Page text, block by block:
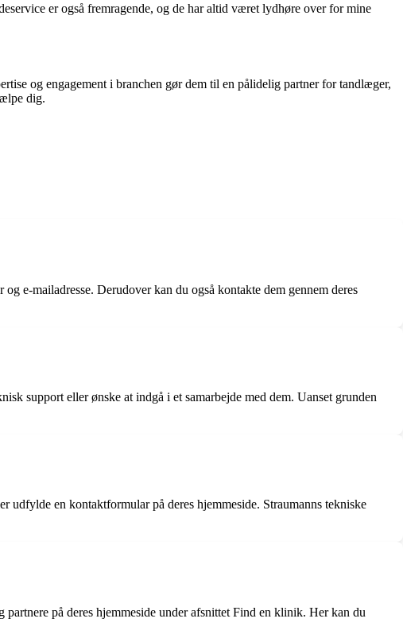
er også fremragende, og de har altid været lydhøre over for mine
og engagement i branchen gør dem til en pålidelig partner for tandlæger,
dig.
e-mailadresse. Derudover kan du også kontakte dem gennem deres
support eller ønske at indgå i et samarbejde med dem. Uanset grunden
udfylde en kontaktformular på deres hjemmeside. Straumanns tekniske
på deres hjemmeside under afsnittet Find en klinik. Her kan du